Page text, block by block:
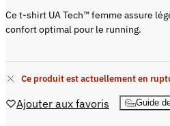
Ce t-shirt UA Tech™ femme assure
confort optimal pour le running.
Ce produit est actuellement en
Ajouter aux favoris Guide